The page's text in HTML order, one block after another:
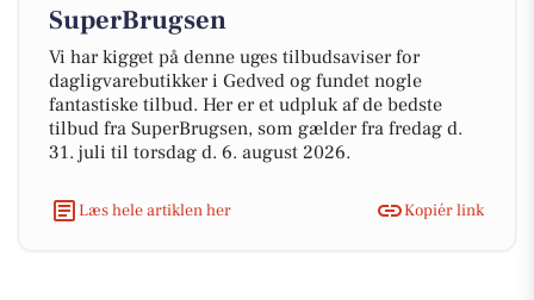
SuperBrugsen
Vi har kigget på denne uges tilbudsaviser for
dagligvarebutikker i Gedved og fundet nogle
fantastiske tilbud. Her er et udpluk af de bedste
tilbud fra SuperBrugsen, som gælder fra fredag d.
31. juli til torsdag d. 6. august 2026.
Læs hele artiklen her Kopiér link